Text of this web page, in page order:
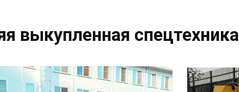
выкупленная спецтехника